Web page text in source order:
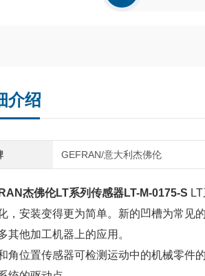
介绍
GEFRAN/意大利杰佛伦
杰佛伦LT系列传感器LT-M-0175-S
，安装变得更为简单。新的凹槽为常见
其他加工机器上的应用。
角位置传感器可检测运动中的机械零件